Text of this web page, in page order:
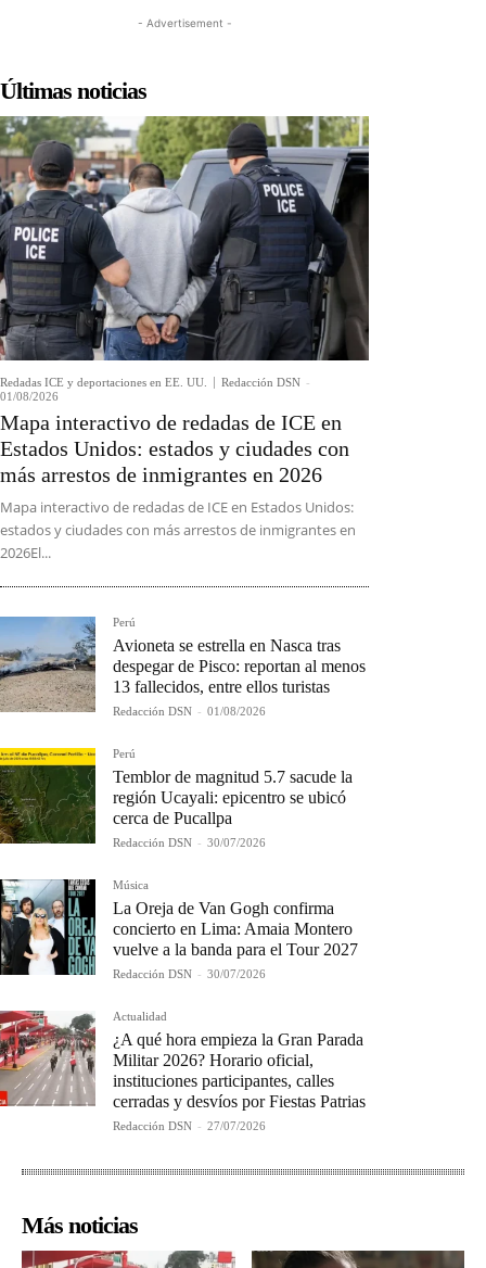
- Advertisement -
Últimas noticias
Redadas ICE y deportaciones en EE. UU. Redacción DSN -
01/08/2026
Mapa interactivo de redadas de ICE en
Estados Unidos: estados y ciudades con
más arrestos de inmigrantes en 2026
Mapa interactivo de redadas de ICE en Estados Unidos:
estados y ciudades con más arrestos de inmigrantes en
2026El...
Perú
Avioneta se estrella en Nasca tras
despegar de Pisco: reportan al menos
13 fallecidos, entre ellos turistas
Redacción DSN - 01/08/2026
Perú
Temblor de magnitud 5.7 sacude la
región Ucayali: epicentro se ubicó
cerca de Pucallpa
Redacción DSN - 30/07/2026
Música
La Oreja de Van Gogh confirma
concierto en Lima: Amaia Montero
vuelve a la banda para el Tour 2027
Redacción DSN - 30/07/2026
Actualidad
¿A qué hora empieza la Gran Parada
Militar 2026? Horario oficial,
instituciones participantes, calles
cerradas y desvíos por Fiestas Patrias
Redacción DSN - 27/07/2026
Más noticias